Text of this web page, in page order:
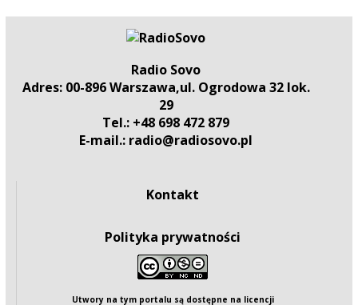
Radio Sovo
Adres: 00-896 Warszawa,ul. Ogrodowa 32 lok.
29
Tel.: +48 698 472 879
E-mail.: radio@radiosovo.pl
Kontakt
Polityka prywatności
Utwory na tym portalu są dostępne na licencji